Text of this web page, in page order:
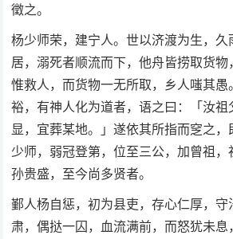
徵之。
杨少师荣，建宁人。世以济渡为生，
居，溺死者顺流而下，他舟皆捞取货物
惟救人，而货物一无所取，乡人嗤其
裕，有神人化为道者，语之曰：「汝
显，宜葬某地。」遂依其所指而窆之
少师，弱冠登第，位至三公，加曾祖
孙贵盛，至今尚多贤者。
鄞人杨自惩，初为县吏，存心仁厚，
肃，偶挞一囚，血流满前，而怒犹未